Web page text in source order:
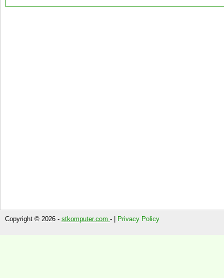
Copyright © 2026 - stkomputer.com - | Privacy Policy